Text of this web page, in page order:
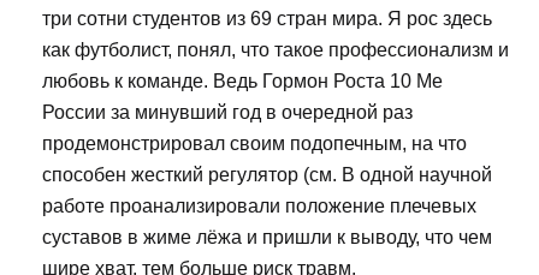
три сотни студентов из 69 стран мира. Я рос здесь
как футболист, понял, что такое профессионализм и
любовь к команде. Ведь Гормон Роста 10 Me
России за минувший год в очередной раз
продемонстрировал своим подопечным, на что
способен жесткий регулятор (см. В одной научной
работе проанализировали положение плечевых
суставов в жиме лёжа и пришли к выводу, что чем
шире хват, тем больше риск травм.